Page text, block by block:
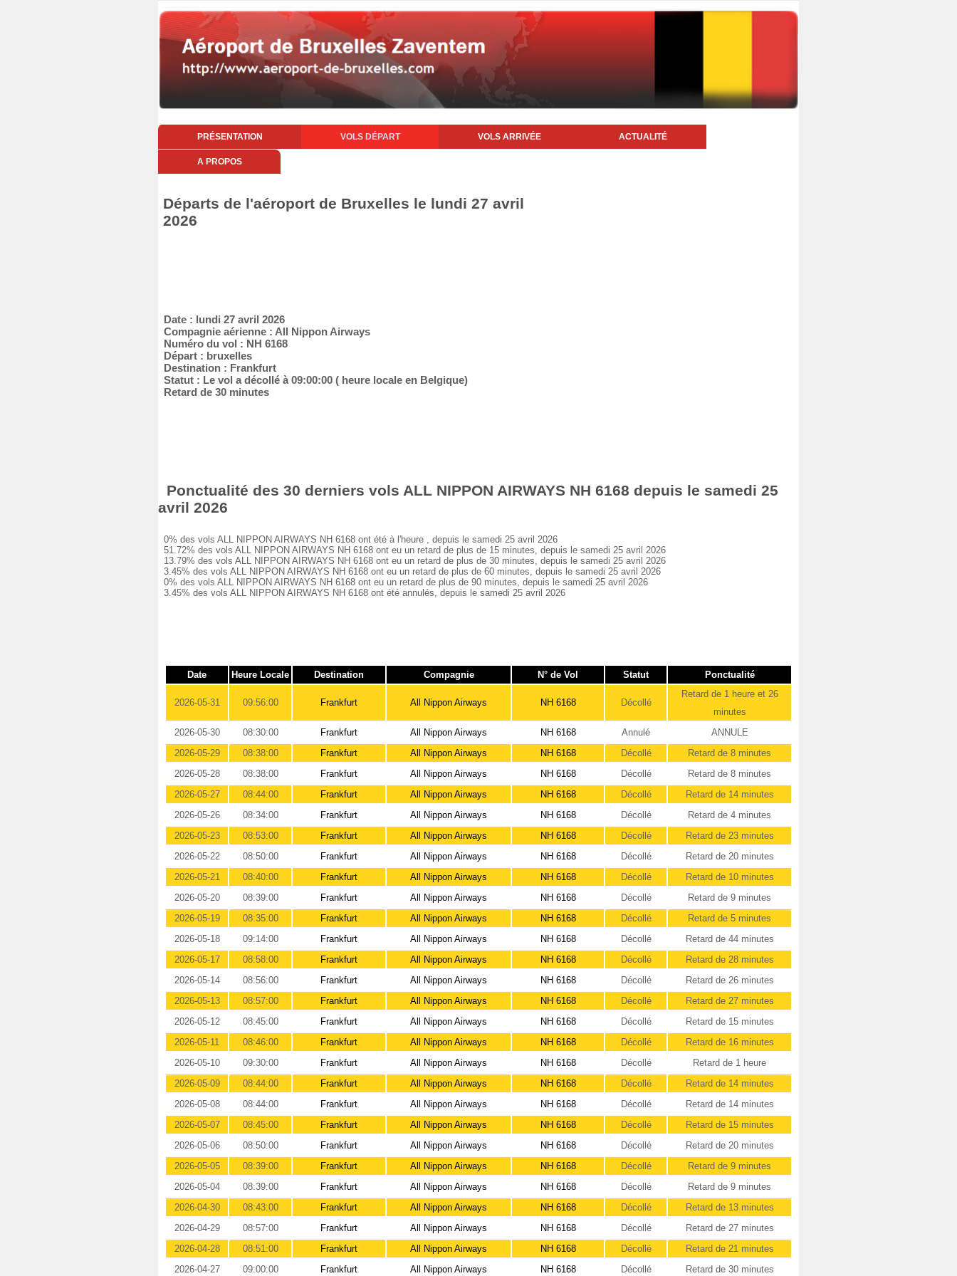
PRÉSENTATION VOLS DÉPART VOLS ARRIVÉE ACTUALITÉ
A PROPOS
Départs de l'aéroport de Bruxelles le lundi 27 avril
2026
Date : lundi 27 avril 2026
Compagnie aérienne : All Nippon Airways
Numéro du vol : NH 6168
Départ : bruxelles
Destination : Frankfurt
Statut : Le vol a décollé à 09:00:00 ( heure locale en Belgique)
Retard de 30 minutes
Ponctualité des 30 derniers vols ALL NIPPON AIRWAYS NH 6168 depuis le samedi 25
avril 2026
0% des vols ALL NIPPON AIRWAYS NH 6168 ont été à l'heure , depuis le samedi 25 avril 2026
51.72% des vols ALL NIPPON AIRWAYS NH 6168 ont eu un retard de plus de 15 minutes, depuis le samedi 25 avril 2026
13.79% des vols ALL NIPPON AIRWAYS NH 6168 ont eu un retard de plus de 30 minutes, depuis le samedi 25 avril 2026
3.45% des vols ALL NIPPON AIRWAYS NH 6168 ont eu un retard de plus de 60 minutes, depuis le samedi 25 avril 2026
0% des vols ALL NIPPON AIRWAYS NH 6168 ont eu un retard de plus de 90 minutes, depuis le samedi 25 avril 2026
3.45% des vols ALL NIPPON AIRWAYS NH 6168 ont été annulés, depuis le samedi 25 avril 2026
Date Heure Locale Destination Compagnie N° de Vol Statut Ponctualité
2026-05-31 09:56:00 Frankfurt All Nippon Airways NH 6168 Décollé
Retard de 1 heure et 26
minutes
2026-05-30
08:30:00 Frankfurt All Nippon Airways NH 6168 Annulé
ANNULE
2026-05-29
08:38:00 Frankfurt All Nippon Airways NH 6168 Décollé
Retard de 8 minutes
2026-05-28
08:38:00 Frankfurt All Nippon Airways NH 6168 Décollé
Retard de 8 minutes
2026-05-27
08:44:00 Frankfurt All Nippon Airways NH 6168 Décollé
Retard de 14 minutes
2026-05-26
08:34:00 Frankfurt All Nippon Airways NH 6168 Décollé
Retard de 4 minutes
2026-05-23
08:53:00 Frankfurt All Nippon Airways NH 6168 Décollé
Retard de 23 minutes
2026-05-22
08:50:00 Frankfurt All Nippon Airways NH 6168 Décollé
Retard de 20 minutes
2026-05-21
08:40:00 Frankfurt All Nippon Airways NH 6168 Décollé
Retard de 10 minutes
2026-05-20
08:39:00 Frankfurt All Nippon Airways NH 6168 Décollé
Retard de 9 minutes
2026-05-19
08:35:00 Frankfurt All Nippon Airways NH 6168 Décollé
Retard de 5 minutes
2026-05-18
09:14:00 Frankfurt All Nippon Airways NH 6168 Décollé
Retard de 44 minutes
2026-05-17
08:58:00 Frankfurt All Nippon Airways NH 6168 Décollé
Retard de 28 minutes
2026-05-14
08:56:00 Frankfurt All Nippon Airways NH 6168 Décollé
Retard de 26 minutes
2026-05-13
08:57:00 Frankfurt All Nippon Airways NH 6168 Décollé
Retard de 27 minutes
2026-05-12
08:45:00 Frankfurt All Nippon Airways NH 6168 Décollé
Retard de 15 minutes
2026-05-11
08:46:00 Frankfurt All Nippon Airways NH 6168 Décollé
Retard de 16 minutes
2026-05-10
09:30:00 Frankfurt All Nippon Airways NH 6168 Décollé
Retard de 1 heure
2026-05-09
08:44:00 Frankfurt All Nippon Airways NH 6168 Décollé
Retard de 14 minutes
2026-05-08
08:44:00 Frankfurt All Nippon Airways NH 6168 Décollé
Retard de 14 minutes
2026-05-07
08:45:00 Frankfurt All Nippon Airways NH 6168 Décollé
Retard de 15 minutes
2026-05-06
08:50:00 Frankfurt All Nippon Airways NH 6168 Décollé
Retard de 20 minutes
2026-05-05
08:39:00 Frankfurt All Nippon Airways NH 6168 Décollé
Retard de 9 minutes
2026-05-04
08:39:00 Frankfurt All Nippon Airways NH 6168 Décollé
Retard de 9 minutes
2026-04-30
08:43:00 Frankfurt All Nippon Airways NH 6168 Décollé
Retard de 13 minutes
2026-04-29
08:57:00 Frankfurt All Nippon Airways NH 6168 Décollé
Retard de 27 minutes
2026-04-28
08:51:00 Frankfurt All Nippon Airways NH 6168 Décollé
Retard de 21 minutes
2026-04-27
09:00:00 Frankfurt All Nippon Airways NH 6168 Décollé Retard de 30 minutes